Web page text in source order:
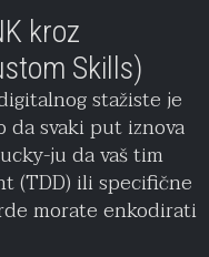
kroz
Skills)
stažiste je
da svaki put iznova
ju da vaš tim
(TDD) ili specifične
morate enkodirati